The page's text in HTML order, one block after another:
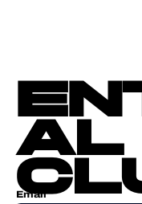
al
Email